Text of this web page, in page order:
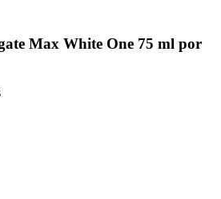
Max White One 75 ml por